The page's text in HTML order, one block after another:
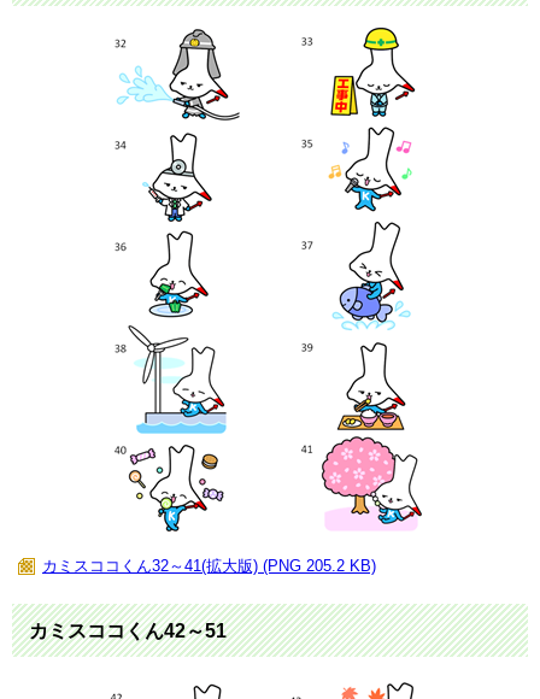
カミスココくん32～41(拡大版) (PNG 205.2 KB)
カミスココくん42～51